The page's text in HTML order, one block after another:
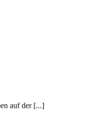
auf der [...]